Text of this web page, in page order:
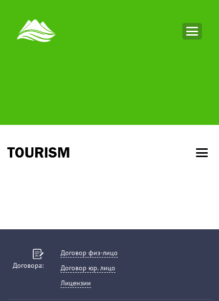
TOURISM
Договора:
Договор физ-лицо
Договор юр. лицо
Лицензии